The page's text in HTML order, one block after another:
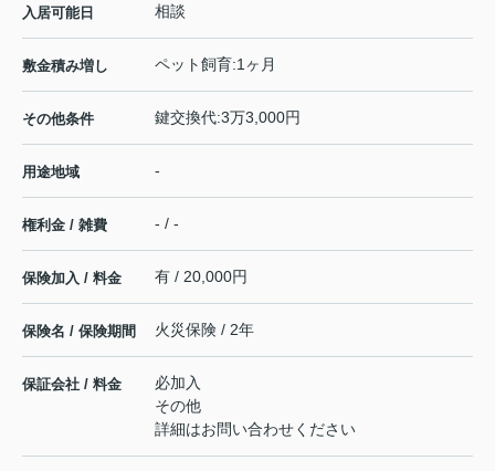
入居可能日 相談
敷金積み増し ペット飼育:1ヶ月
その他条件 鍵交換代:3万3,000円
用途地域 -
権利金 / 雑費 - / -
保険加入 / 料金 有 / 20,000円
保険名 / 保険期間 火災保険 / 2年
保証会社 / 料金
必加入
その他
詳細はお問い合わせください